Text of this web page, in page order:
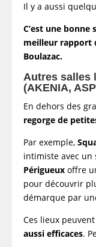
Il y a aussi
C’est une
meilleur rapport
Boulazac.
Autres salles
(AKENIA,
En dehors des
regorge de
Par exemple,
intimiste avec un
Périgueux offre
pour découvrir
démarque par
Ces lieux
aussi efficaces.